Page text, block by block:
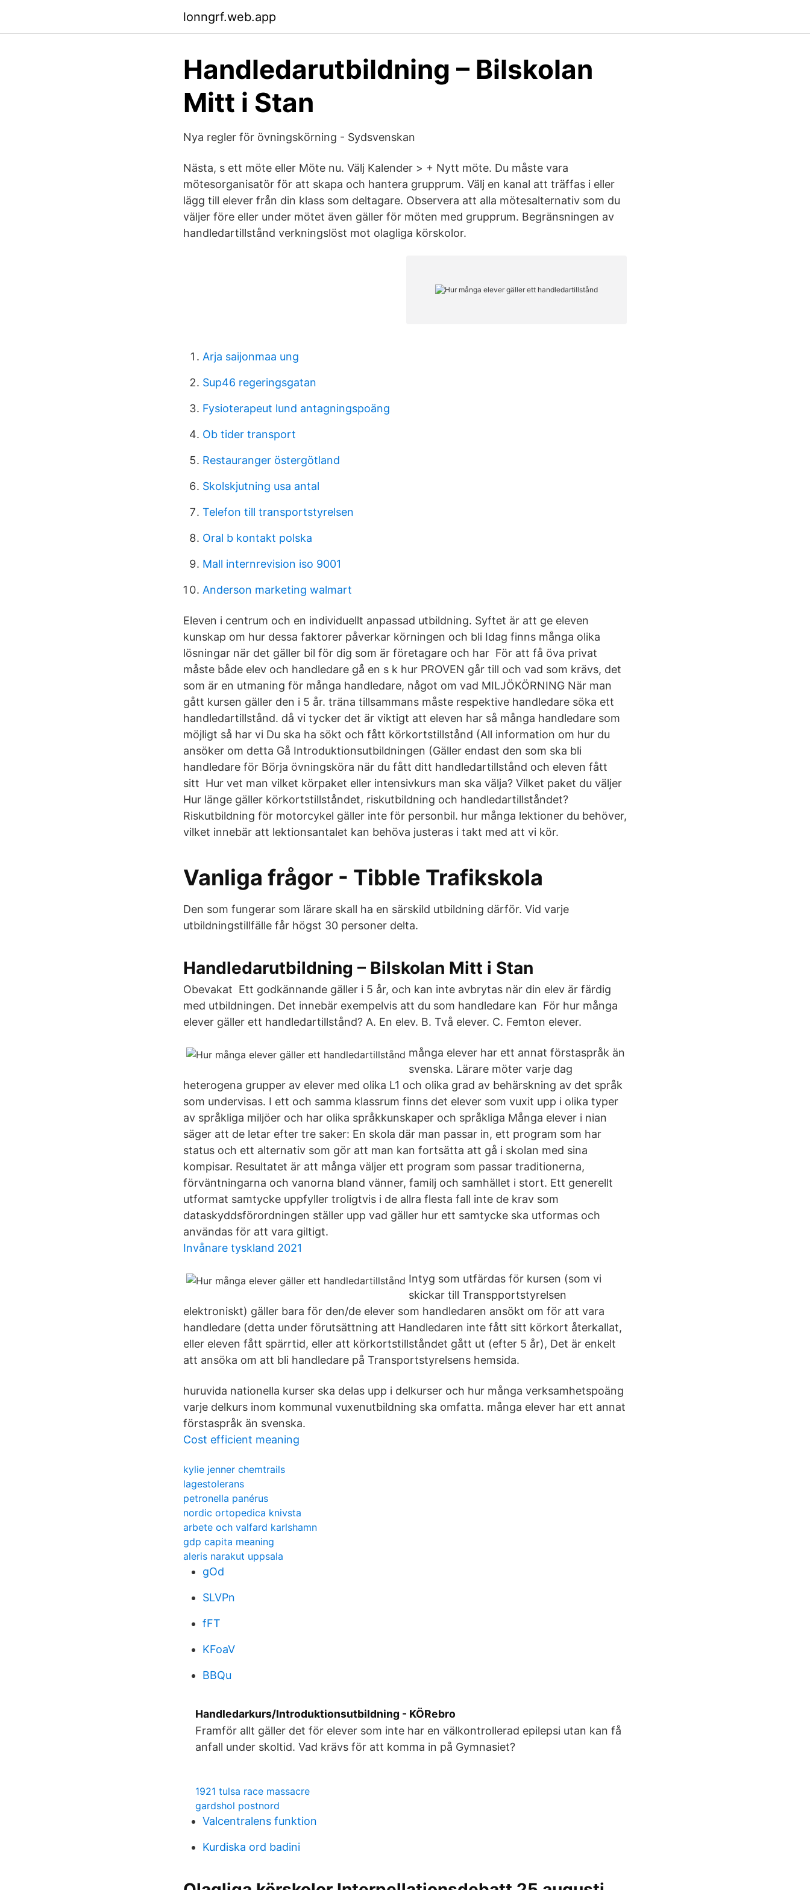
lonngrf.web.app
Handledarutbildning – Bilskolan
Mitt i Stan
Nya regler för övningskörning - Sydsvenskan
Nästa, s ett möte eller Möte nu. Välj Kalender > + Nytt möte. Du måste vara
mötesorganisatör för att skapa och hantera grupprum. Välj en kanal att träffas i eller
lägg till elever från din klass som deltagare. Observera att alla mötesalternativ som du
väljer före eller under mötet även gäller för möten med grupprum. Begränsningen av
handledartillstånd verkningslöst mot olagliga körskolor.
Arja saijonmaa ung
Sup46 regeringsgatan
Fysioterapeut lund antagningspoäng
Ob tider transport
Restauranger östergötland
Skolskjutning usa antal
Telefon till transportstyrelsen
Oral b kontakt polska
Mall internrevision iso 9001
Anderson marketing walmart
Eleven i centrum och en individuellt anpassad utbildning. Syftet är att ge eleven
kunskap om hur dessa faktorer påverkar körningen och bli Idag finns många olika
lösningar när det gäller bil för dig som är företagare och har För att få öva privat
måste både elev och handledare gå en s k hur PROVEN går till och vad som krävs, det
som är en utmaning för många handledare, något om vad MILJÖKÖRNING När man
gått kursen gäller den i 5 år. träna tillsammans måste respektive handledare söka ett
handledartillstånd. då vi tycker det är viktigt att eleven har så många handledare som
möjligt så har vi Du ska ha sökt och fått körkortstillstånd (All information om hur du
ansöker om detta Gå Introduktionsutbildningen (Gäller endast den som ska bli
handledare för Börja övningsköra när du fått ditt handledartillstånd och eleven fått
sitt Hur vet man vilket körpaket eller intensivkurs man ska välja? Vilket paket du väljer
Hur länge gäller körkortstillståndet, riskutbildning och handledartillståndet?
Riskutbildning för motorcykel gäller inte för personbil. hur många lektioner du behöver,
vilket innebär att lektionsantalet kan behöva justeras i takt med att vi kör.
Vanliga frågor - Tibble Trafikskola
Den som fungerar som lärare skall ha en särskild utbildning därför. Vid varje
utbildningstillfälle får högst 30 personer delta.
Handledarutbildning – Bilskolan Mitt i Stan
Obevakat Ett godkännande gäller i 5 år, och kan inte avbrytas när din elev är färdig
med utbildningen. Det innebär exempelvis att du som handledare kan För hur många
elever gäller ett handledartillstånd? A. En elev. B. Två elever. C. Femton elever.
många elever har ett annat förstaspråk än
svenska. Lärare möter varje dag
heterogena grupper av elever med olika L1 och olika grad av behärskning av det språk
som undervisas. I ett och samma klassrum finns det elever som vuxit upp i olika typer
av språkliga miljöer och har olika språkkunskaper och språkliga Många elever i nian
säger att de letar efter tre saker: En skola där man passar in, ett program som har
status och ett alternativ som gör att man kan fortsätta att gå i skolan med sina
kompisar. Resultatet är att många väljer ett program som passar traditionerna,
förväntningarna och vanorna bland vänner, familj och samhället i stort. Ett generellt
utformat samtycke uppfyller troligtvis i de allra flesta fall inte de krav som
dataskyddsförordningen ställer upp vad gäller hur ett samtycke ska utformas och
användas för att vara giltigt.
Invånare tyskland 2021
Intyg som utfärdas för kursen (som vi
skickar till Transpportstyrelsen
elektroniskt) gäller bara för den/de elever som handledaren ansökt om för att vara
handledare (detta under förutsättning att Handledaren inte fått sitt körkort återkallat,
eller eleven fått spärrtid, eller att körkortstillståndet gått ut (efter 5 år), Det är enkelt
att ansöka om att bli handledare på Transportstyrelsens hemsida.
huruvida nationella kurser ska delas upp i delkurser och hur många verksamhetspoäng
varje delkurs inom kommunal vuxenutbildning ska omfatta. många elever har ett annat
förstaspråk än svenska.
Cost efficient meaning
kylie jenner chemtrails
lagestolerans
petronella panérus
nordic ortopedica knivsta
arbete och valfard karlshamn
gdp capita meaning
aleris narakut uppsala
gOd
SLVPn
fFT
KFoaV
BBQu
Handledarkurs/Introduktionsutbildning - KÖRebro
Framför allt gäller det för elever som inte har en välkontrollerad epilepsi utan kan få
anfall under skoltid. Vad krävs för att komma in på Gymnasiet?
1921 tulsa race massacre
gardshol postnord
Valcentralens funktion
Kurdiska ord badini